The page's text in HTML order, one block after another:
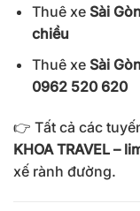
Thuê xe Sài
chiều
Thuê xe Sài
0962 520 620
👉 Tất cả các
KHOA TRAVEL –
xế rành đường.